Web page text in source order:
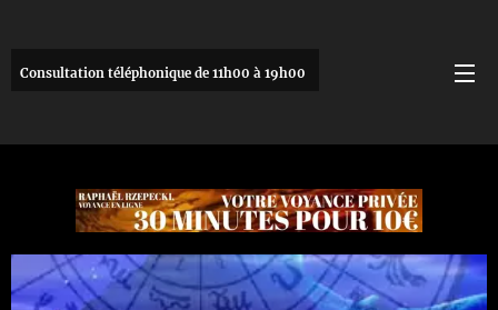
Consultation téléphonique de 11h00 à 19h00